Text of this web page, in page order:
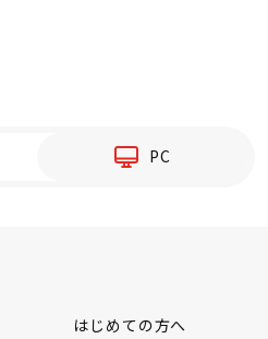
PC
はじめての方へ